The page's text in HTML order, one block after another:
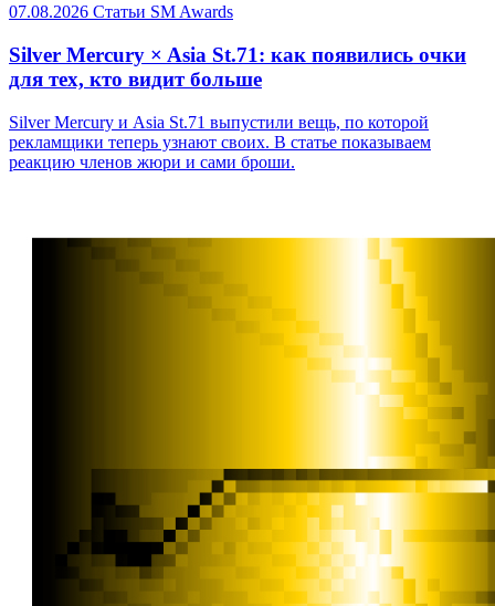
07.08.2026 Статьи SM Awards
Silver Mercury × Asia St.71: как появились очки
для тех, кто видит больше
Silver Mercury и Asia St.71 выпустили вещь, по которой
рекламщики теперь узнают своих. В статье показываем
реакцию членов жюри и сами броши.